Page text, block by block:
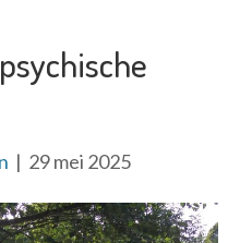
| 29 mei 2025